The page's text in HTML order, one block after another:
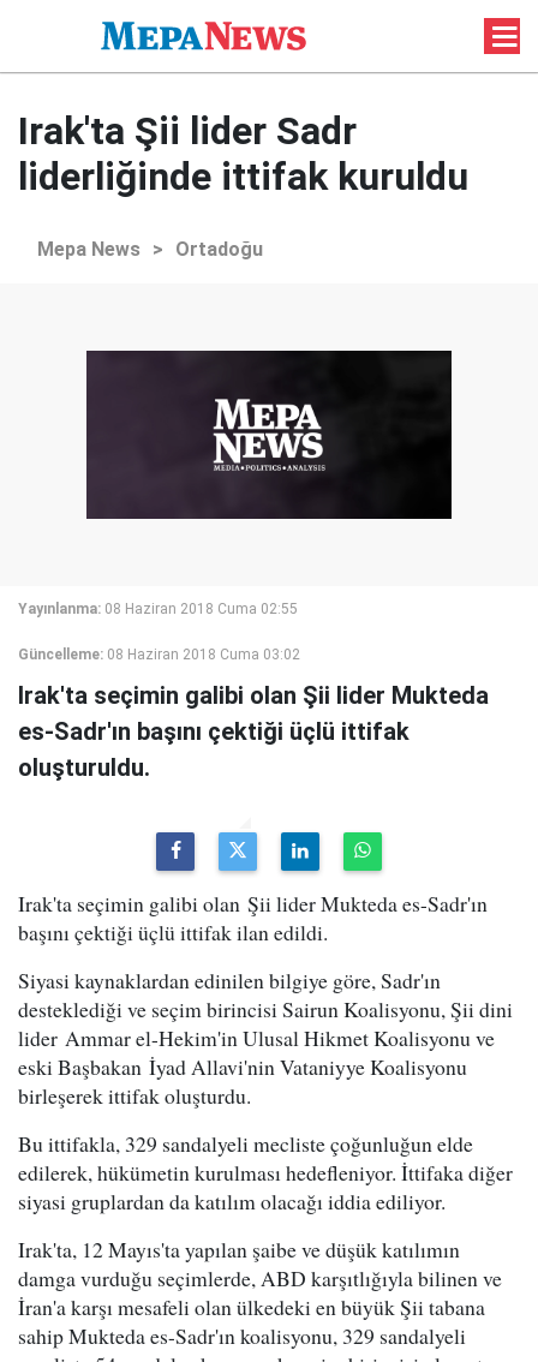
Irak'ta Şii lider Sadr
liderliğinde ittifak kuruldu
Mepa News > Ortadoğu
Yayınlanma: 08 Haziran 2018 Cuma 02:55
Güncelleme: 08 Haziran 2018 Cuma 03:02
Irak'ta seçimin galibi olan Şii lider Mukteda
es-Sadr'ın başını çektiği üçlü ittifak
oluşturuldu.
Irak'ta seçimin galibi olan Şii lider Mukteda es-Sadr'ın
başını çektiği üçlü ittifak ilan edildi.
Siyasi kaynaklardan edinilen bilgiye göre, Sadr'ın
desteklediği ve seçim birincisi Sairun Koalisyonu, Şii dini
lider Ammar el-Hekim'in Ulusal Hikmet Koalisyonu ve
eski Başbakan İyad Allavi'nin Vataniyye Koalisyonu
birleşerek ittifak oluşturdu.
Bu ittifakla, 329 sandalyeli mecliste çoğunluğun elde
edilerek, hükümetin kurulması hedefleniyor. İttifaka diğer
siyasi gruplardan da katılım olacağı iddia ediliyor.
Irak'ta, 12 Mayıs'ta yapılan şaibe ve düşük katılımın
damga vurduğu seçimlerde, ABD karşıtlığıyla bilinen ve
İran'a karşı mesafeli olan ülkedeki en büyük Şii tabana
sahip Mukteda es-Sadr'ın koalisyonu, 329 sandalyeli